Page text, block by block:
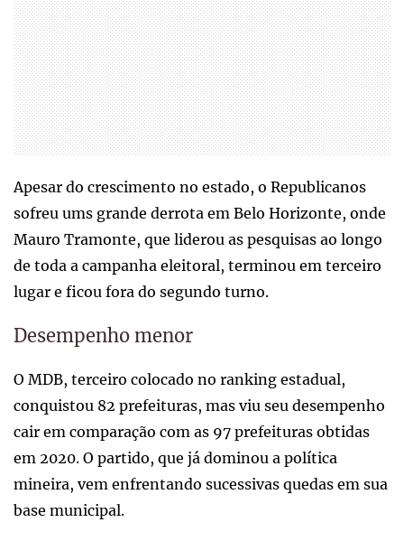
Apesar do crescimento no estado, o Republicanos
sofreu ums grande derrota em Belo Horizonte, onde
Mauro Tramonte, que liderou as pesquisas ao longo
de toda a campanha eleitoral, terminou em terceiro
lugar e ficou fora do segundo turno.
Desempenho menor
O MDB, terceiro colocado no ranking estadual,
conquistou 82 prefeituras, mas viu seu desempenho
cair em comparação com as 97 prefeituras obtidas
em 2020. O partido, que já dominou a política
mineira, vem enfrentando sucessivas quedas em sua
base municipal.